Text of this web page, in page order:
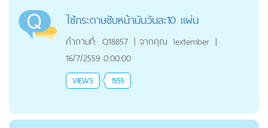
ใช้กระดาษซับหน้ามันวันละ10 แผ่น
คำถามที่: Q18857 | จากคุณ lextember |
16/7/2559 0:00:00
VIEWS 1555